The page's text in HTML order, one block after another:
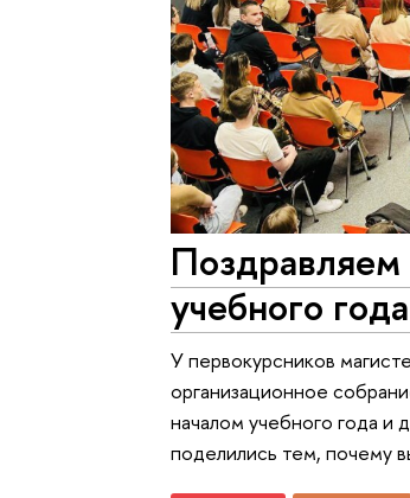
Поздравляем
учебного
У первокурсников
организационное
началом учебного года и
поделились тем, почему